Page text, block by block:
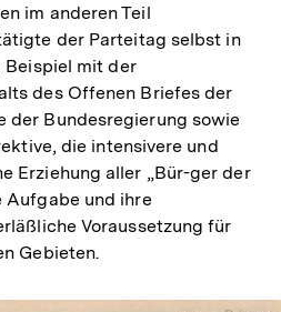
im anderen Teil
der Parteitag selbst in
Beispiel mit der
des Offenen Briefes der
der Bundesregierung sowie
die intensivere und
Erziehung aller „Bür-ger der
Aufgabe und ihre
Voraussetzung für
Gebieten.